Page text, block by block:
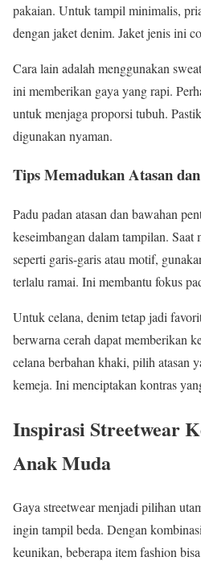
pakaian. Untuk tampil minimalis,
dengan jaket denim. Jaket jenis ini
Cara lain adalah menggunakan
ini memberikan gaya yang rapi.
untuk menjaga proporsi tubuh.
digunakan nyaman.
Tips Memadukan Atasan
Padu padan atasan dan bawahan
keseimbangan dalam tampilan. Saat
seperti garis-garis atau motif,
terlalu ramai. Ini membantu fokus
Untuk celana, denim tetap jadi
berwarna cerah dapat memberikan
celana berbahan khaki, pilih atasan
kemeja. Ini menciptakan kontras
Inspirasi Streetwear
Anak Muda
Gaya streetwear menjadi pilihan
ingin tampil beda. Dengan
keunikan, beberapa item fashion